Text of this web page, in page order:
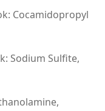
Cocamidopropyl
Sodium Sulfite,